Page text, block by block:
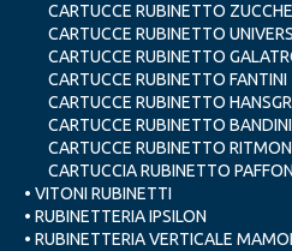
CARTUCCE RUBINETTO
CARTUCCE RUBINETTO
CARTUCCE RUBINETTO
CARTUCCE RUBINETTO FANTINI
CARTUCCE RUBINETTO
CARTUCCE RUBINETTO BANDINI
CARTUCCE RUBINETTO
CARTUCCIA RUBINETTO
• VITONI RUBINETTI
• RUBINETTERIA IPSILON
• RUBINETTERIA VERTICALE